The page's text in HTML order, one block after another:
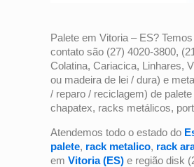
Palete em Vitoria – ES?
contato são (27) 4020-3800,
Colatina, Cariacica, Linhares,
ou madeira de lei / dura) e
/ reparo / reciclagem) de
chapatex, racks metálicos,
Atendemos todo o estado do
palete, rack metalico, rack
em Vitoria (ES) e região disk